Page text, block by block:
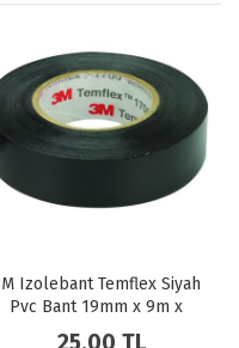
Temflex Siyah
19mm x 9m x
Tamer